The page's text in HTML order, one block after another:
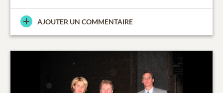
AJOUTER UN COMMENTAIRE